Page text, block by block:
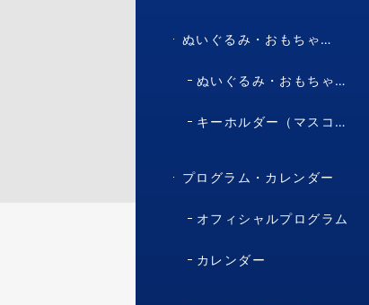
ぬいぐるみ・おもちゃ・マスコット・キャラクター
ぬいぐるみ・おもちゃ（マスコット・キャラクター）
キーホルダー（マスコット・キャラクター）
プログラム・カレンダー
オフィシャルプログラム
カレンダー